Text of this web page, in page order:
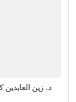
د. زين العابدين